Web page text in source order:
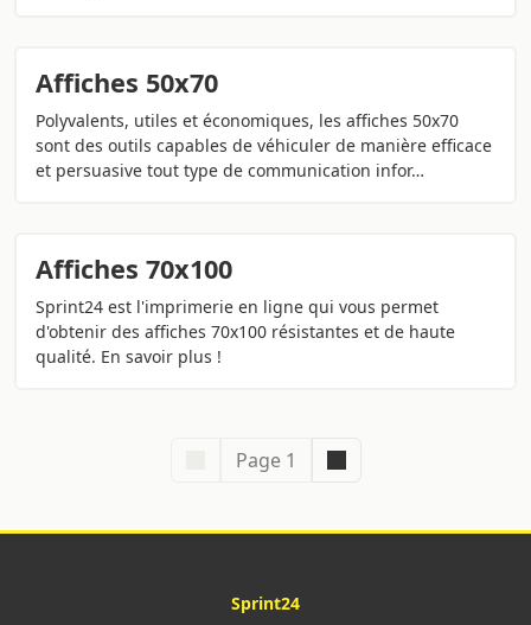
Affiches 50x70
Polyvalents, utiles et économiques, les affiches 50x70
sont des outils capables de véhiculer de manière efficace
et persuasive tout type de communication infor…
Affiches 70x100
Sprint24 est l'imprimerie en ligne qui vous permet
d'obtenir des affiches 70x100 résistantes et de haute
qualité. En savoir plus !
Page 1
Sprint24